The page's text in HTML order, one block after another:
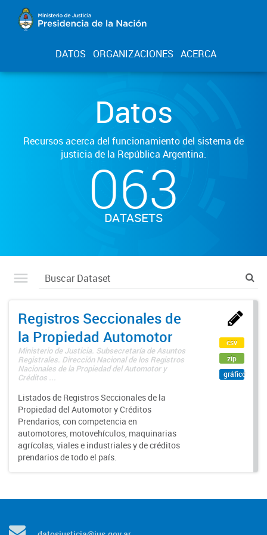
DATOS ORGANIZACIONES ACERCA
Datos
Recursos acerca del funcionamiento del sistema de
justicia de la República Argentina.
063
DATASETS
Registros Seccionales de
la Propiedad Automotor
Ministerio de Justicia. Subsecretaría de Asuntos
Registrales. Dirección Nacional de los Registros
Nacionales de la Propiedad del Automotor y
Créditos ...
Listados de Registros Seccionales de la
Propiedad del Automotor y Créditos
Prendarios, con competencia en
automotores, motovehículos, maquinarias
agrícolas, viales e industriales y de créditos
prendarios de todo el país.
csv
zip
gráfico